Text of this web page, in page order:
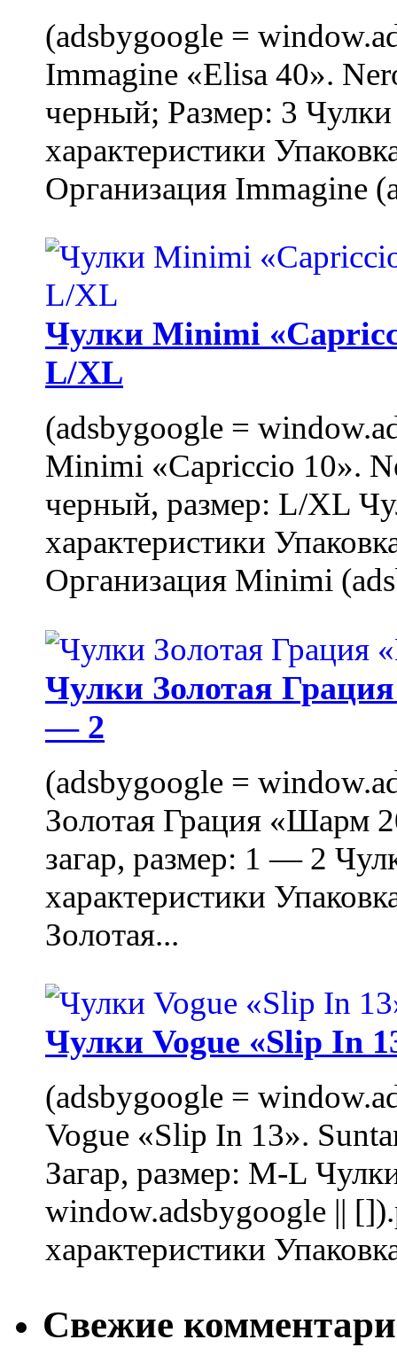
(adsbygoogle =
Immagine «Elisa 40».
черный; Размер: 3
характеристики
Организация Immagine
Чулки Minimi
L/XL
(adsbygoogle =
Minimi «Capriccio 10».
черный, размер: L/XL
характеристики
Организация Minimi
Чулки Золотая
— 2
(adsbygoogle =
Золотая Грация «Шарм
загар, размер: 1 — 2
характеристики
Золотая...
Чулки Vogue «Slip In
(adsbygoogle =
Vogue «Slip In 13».
Загар, размер: M-L
window.adsbygoogle ||
характеристики
Свежие